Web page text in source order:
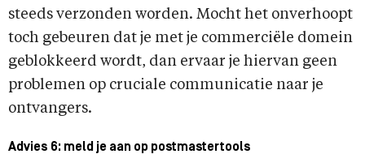
steeds verzonden worden. Mocht het onverhoopt
toch gebeuren dat je met je commerciële domein
geblokkeerd wordt, dan ervaar je hiervan geen
problemen op cruciale communicatie naar je
ontvangers.
Advies 6: meld je aan op postmastertools